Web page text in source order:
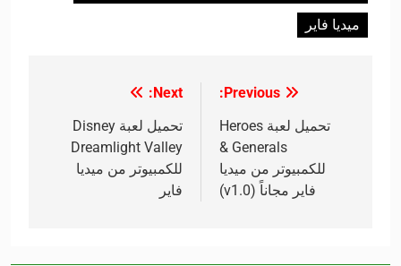
ميديا فاير
المقالات
Previous:
تحميل لعبة Heroes
& Generals
للكمبيوتر من ميديا
فاير مجاناً (v1.0)
Next:
تحميل لعبة Disney
Dreamlight Valley
للكمبيوتر من ميديا
فاير